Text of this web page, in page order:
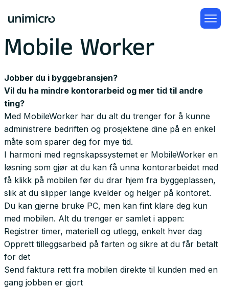
Mobile Worker
Jobber du i byggebransjen?
Vil du ha mindre kontorarbeid og mer tid til andre
ting?
Med MobileWorker har du alt du trenger for å kunne
administrere bedriften og prosjektene dine på en enkel
måte som sparer deg for mye tid.
I harmoni med regnskapssystemet er MobileWorker en
løsning som gjør at du kan få unna kontorarbeidet med
få klikk på mobilen før du drar hjem fra byggeplassen,
slik at du slipper lange kvelder og helger på kontoret.
Du kan gjerne bruke PC, men kan fint klare deg kun
med mobilen. Alt du trenger er samlet i appen:
Registrer timer, materiell og utlegg, enkelt hver dag
Opprett tilleggsarbeid på farten og sikre at du får betalt
for det
Send faktura rett fra mobilen direkte til kunden med en
gang jobben er gjort